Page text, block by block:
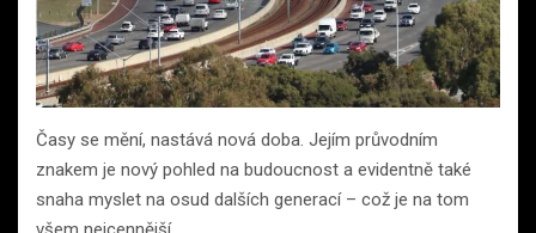
Časy se mění, nastává nová doba. Jejím průvodním
znakem je nový pohled na budoucnost a evidentně také
snaha myslet na osud dalších generací – což je na tom